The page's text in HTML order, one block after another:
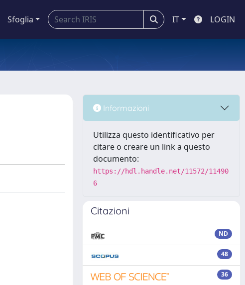
Sfoglia IT LOGIN
Informazioni
Utilizza questo identificativo per
citare o creare un link a questo
documento:
https://hdl.handle.net/11572/11490
6
Citazioni
ND
48
36